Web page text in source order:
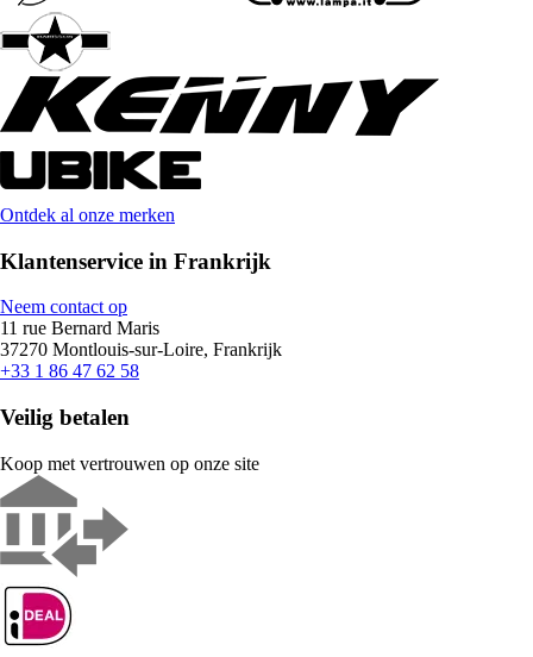
Ontdek al onze merken
Klantenservice in Frankrijk
Neem contact op
11 rue Bernard Maris
37270 Montlouis-sur-Loire, Frankrijk
+33 1 86 47 62 58
Veilig betalen
Koop met vertrouwen op onze site